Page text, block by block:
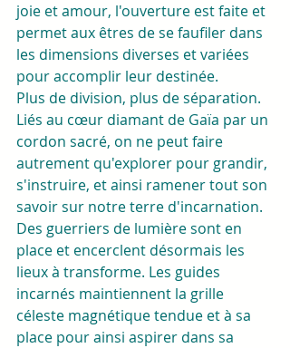
joie et amour, l'ouverture est faite et
permet aux êtres de se faufiler dans
les dimensions diverses et variées
pour accomplir leur destinée.
Plus de division, plus de séparation.
Liés au cœur diamant de Gaïa par un
cordon sacré, on ne peut faire
autrement qu'explorer pour grandir,
s'instruire, et ainsi ramener tout son
savoir sur notre terre d'incarnation.
Des guerriers de lumière sont en
place et encerclent désormais les
lieux à transforme. Les guides
incarnés maintiennent la grille
céleste magnétique tendue et à sa
place pour ainsi aspirer dans sa